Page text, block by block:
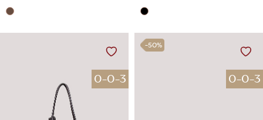
0-0-3
-50%
0-0-3